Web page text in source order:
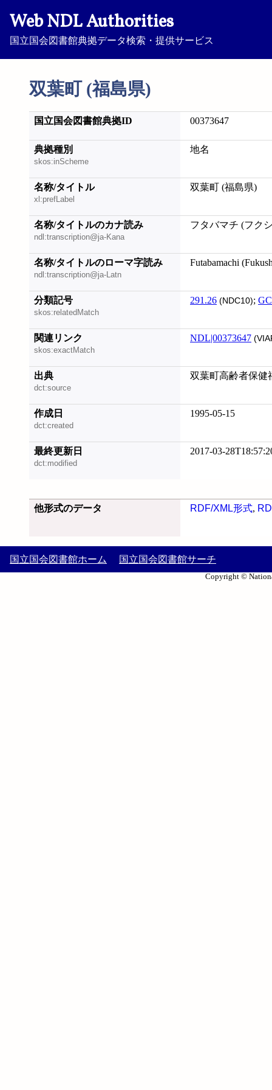
Web NDL Authorities
国立国会図書館典拠データ検索・提供サービス
双葉町 (福島県)
国立国会図書館典拠ID 00373647
典拠種別
skos:inScheme
地名
名称/タイトル
xl:prefLabel
双葉町 (福島県)
名称/タイトルのカナ読み
ndl:transcription@ja-Kana
フタバマチ (フク
名称/タイトルのローマ字読み
ndl:transcription@ja-Latn
Futabamachi
分類記号
skos:relatedMatch
291.26 (NDC10);
関連リンク
skos:exactMatch
NDL|00373647
出典
dct:source
双葉町高齢者保健
作成日
dct:created
1995-05-15
最終更新日
dct:modified
2017-03-
他形式のデータ RDF/XML形式,
国立国会図書館ホーム 国立国会図書館サーチ
Copyright ©